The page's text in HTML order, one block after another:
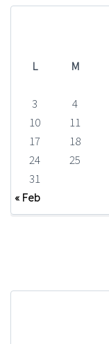
L M
3
4
10
11
17
18
24
25
31
« Feb